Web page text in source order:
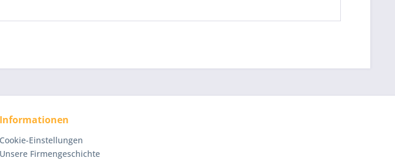
Informationen
Cookie-Einstellungen
Unsere Firmengeschichte